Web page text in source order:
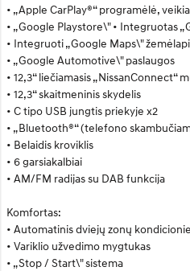
• „Apple CarPlay®“ programėlė,
• „Google Playstore\" • Integruotas
• Integruoti „Google Maps\"
• „Google Automotive\" paslaugos
• 12,3“ liečiamasis „NissanConnect“
• 12,3“ skaitmeninis skydelis
• C tipo USB jungtis priekyje x2
• „Bluetooth®“ (telefono
• Belaidis kroviklis
• 6 garsiakalbiai
• AM/FM radijas su DAB funkcija
Komfortas:
• Automatinis dviejų zonų
• Variklio užvedimo mygtukas
• „Stop / Start\" sistema